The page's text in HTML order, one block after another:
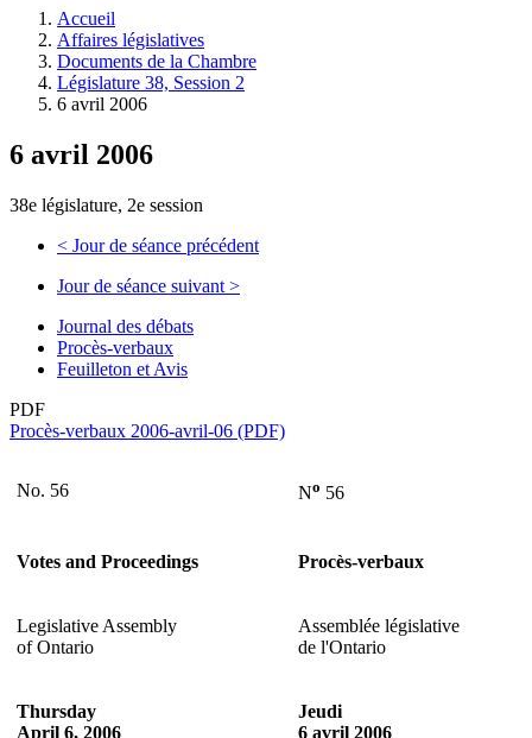
législative.
Accueil
Affaires législatives
Documents de la Chambre
Législature 38, Session 2
6 avril 2006
6 avril 2006
38e législature, 2e session
< Jour de séance précédent
Jour de séance suivant >
Journal des débats
Procès-verbaux
Feuilleton et Avis
PDF
Procès-verbaux 2006-avril-06 (PDF)
No. 56 No 56
Votes and Proceedings Procès-verbaux
Legislative Assembly
of Ontario
Assemblée législative
de l'Ontario
Thursday
April 6, 2006
Jeudi
6 avril 2006